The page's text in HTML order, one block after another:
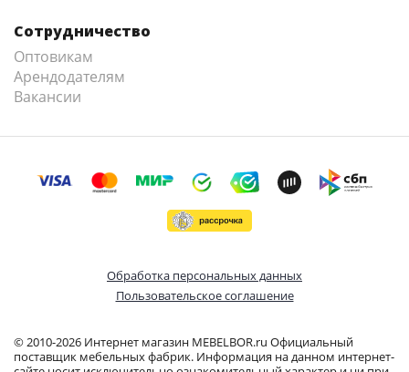
Сотрудничество
Оптовикам
Арендодателям
Вакансии
© 2010-2026 Интернет магазин MEBELBOR.ru Официальный
поставщик мебельных фабрик. Информация на данном интернет-
Обработка персональных данных
Пользовательское соглашение